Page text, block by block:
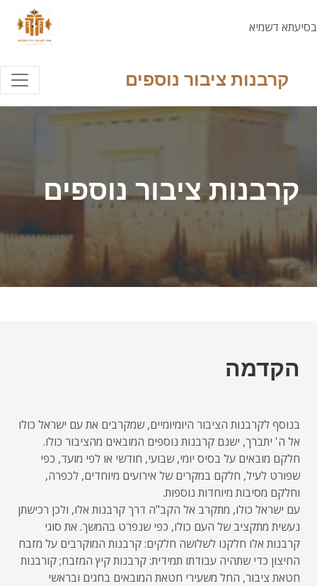
בסיעתא דשמיא
קרבנות ציבור נוספים
קרבנות ציבור נוספים
הקדמה
בנוסף לקרבנות הציבור היומיומיים, שמקרבים את עם ישראל כולו
אל ה' יתברך, ישנם קרבנות נוספים המובאים מהציבור כולו.
חלקם מובאים על בסיס יומי, שבועי, חודשי או לפי מועד, כפי
שפורט לעיל, חלקם במקרים של אירועים מיוחדים, לכפרה,
וחלקם מסיבות מיוחדות נוספות.
עם ישראל כולו, מתקרב אל הקב"ה דרך קרבנות אלו, ולכן רכישתן
נעשית מתקציב של העם כולו, כפי שנפרט בהמשך. את סוגי
קרבנות אלו חלקנו לשלושה חלקים: קרבנות המוקרבים על מזבח
החיצון כדי שתהיה עבודתו תמידית: קרבנות קיץ המזבח; קורבנות
חטאת ציבור, החל משעירי חטאת המובאים בחגים ובראשי